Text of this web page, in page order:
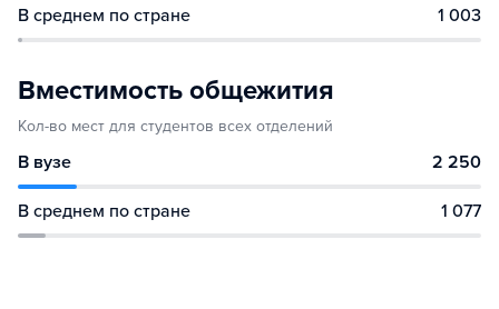
В среднем по стране 1 003
Вместимость общежития
Кол-во мест для студентов всех отделений
В вузе 2 250
В среднем по стране 1 077